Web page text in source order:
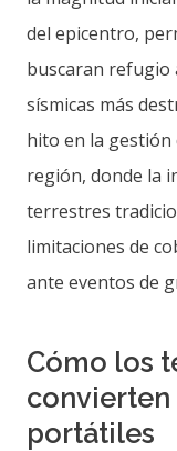
del epicentro,
buscaran refugio
sísmicas más
hito en la gestión
región, donde la
terrestres
limitaciones de
ante eventos de
Cómo los
convierten
portátiles